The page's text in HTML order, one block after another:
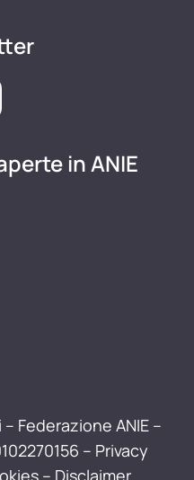
in ANIE
Federazione ANIE –
– Privacy